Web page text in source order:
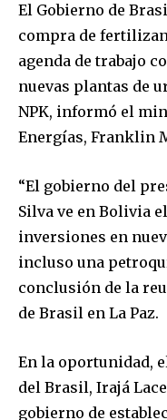
El Gobierno de
compra de
agenda de trabajo
nuevas plantas de
NPK, informó el
Energías, Franklin
“El gobierno del
Silva ve en Bolivia
inversiones en
incluso una
conclusión de la
de Brasil en La Paz.
En la oportunidad,
del Brasil, Irajá
gobierno de